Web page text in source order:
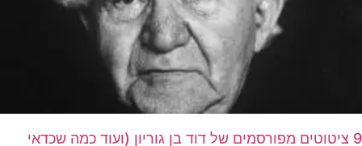
9 ציטוטים מפורסמים של דוד בן גוריון (ועוד כמה שכדאי